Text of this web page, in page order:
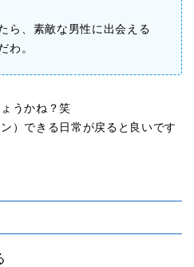
ら、素敵な男性に出会える
わ。
うかね？笑
）できる日常が戻ると良いです